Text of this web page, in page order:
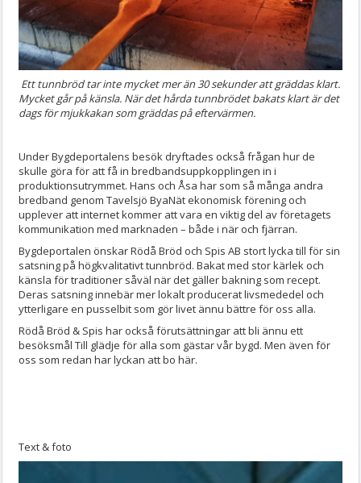
Ett tunnbröd tar inte mycket mer än 30 sekunder att gräddas klart.
Mycket går på känsla. När det hårda tunnbrödet bakats klart är det
dags för mjukkakan som gräddas på eftervärmen.
Under Bygdeportalens besök dryftades också frågan hur de
skulle göra för att få in bredbandsuppkopplingen in i
produktionsutrymmet. Hans och Åsa har som så många andra
bredband genom Tavelsjö ByaNät ekonomisk förening och
upplever att internet kommer att vara en viktig del av företagets
kommunikation med marknaden – både i när och fjärran.
Bygdeportalen önskar Rödå Bröd och Spis AB stort lycka till för sin
satsning på högkvalitativt tunnbröd. Bakat med stor kärlek och
känsla för traditioner såväl när det gäller bakning som recept.
Deras satsning innebär mer lokalt producerat livsmededel och
ytterligare en pusselbit som gör livet ännu bättre för oss alla.
Rödå Bröd & Spis har också förutsättningar att bli ännu ett
besöksmål Till glädje för alla som gästar vår bygd. Men även för
oss som redan har lyckan att bo här.
Text & foto